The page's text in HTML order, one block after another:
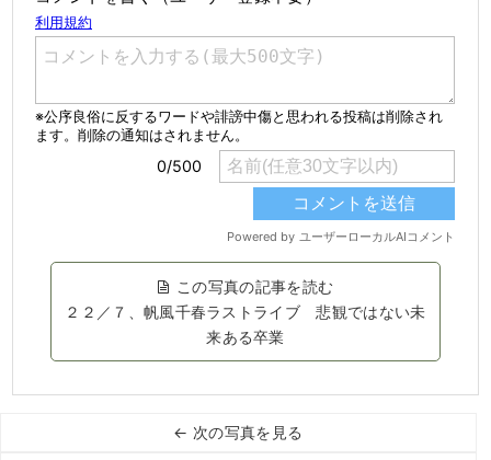
この写真の記事を読む
２２／７、帆風千春ラストライブ 悲観ではない未
来ある卒業
← 次の写真を見る